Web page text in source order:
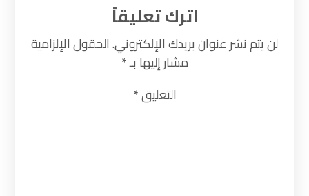
اترك تعليقاً
لن يتم نشر عنوان بريدك الإلكتروني.الحقول الإلزامية
مشار إليها بـ*
التعليق*